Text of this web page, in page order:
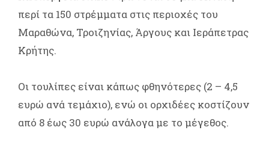
περί τα 150 στρέμματα στις περιοχές του
Μαραθώνα, Τροιζηνίας, Άργους και Ιεράπετρας
Κρήτης.
Οι τουλίπες είναι κάπως φθηνότερες (2 – 4,5
ευρώ ανά τεμάχιο), ενώ οι ορχιδέες κοστίζουν
από 8 έως 30 ευρώ ανάλογα με το μέγεθος.